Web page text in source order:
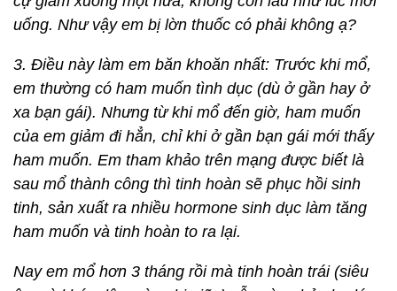
uống. Như vậy em bị lờn thuốc có phải không ạ?
3. Điều này làm em băn khoăn nhất: Trước khi mổ,
em thường có ham muốn tình dục (dù ở gần hay ở
xa bạn gái). Nhưng từ khi mổ đến giờ, ham muốn
của em giảm đi hẳn, chỉ khi ở gần bạn gái mới thấy
ham muốn. Em tham khảo trên mạng được biết là
sau mổ thành công thì tinh hoàn sẽ phục hồi sinh
tinh, sản xuất ra nhiều hormone sinh dục làm tăng
ham muốn và tinh hoàn to ra lại.
Nay em mổ hơn 3 tháng rồi mà tinh hoàn trái (siêu